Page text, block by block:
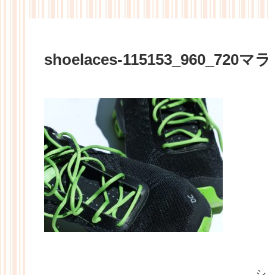
shoelaces-115153_960_720マ